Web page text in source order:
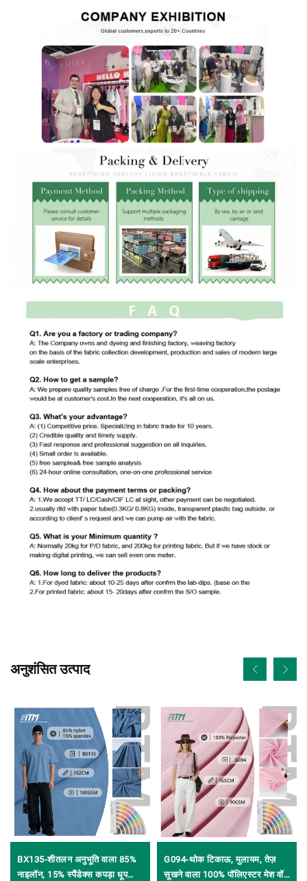
अनुशंसित उत्पाद
BX135-शीतलन अनुभूति वाला 85%
नाइलॉन, 15% स्पैंडेक्स कपड़ा धूप
G094-थोक टिकाऊ, मुलायम, तेज़
सूखने वाला 100% पॉलिएस्टर मेश वॉर्प